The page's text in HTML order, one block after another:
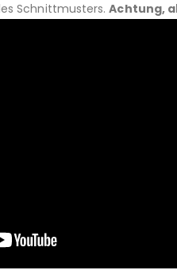
Schnittmusters.Achtung,